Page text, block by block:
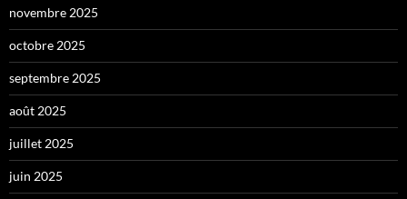
novembre 2025
octobre 2025
septembre 2025
août 2025
juillet 2025
juin 2025